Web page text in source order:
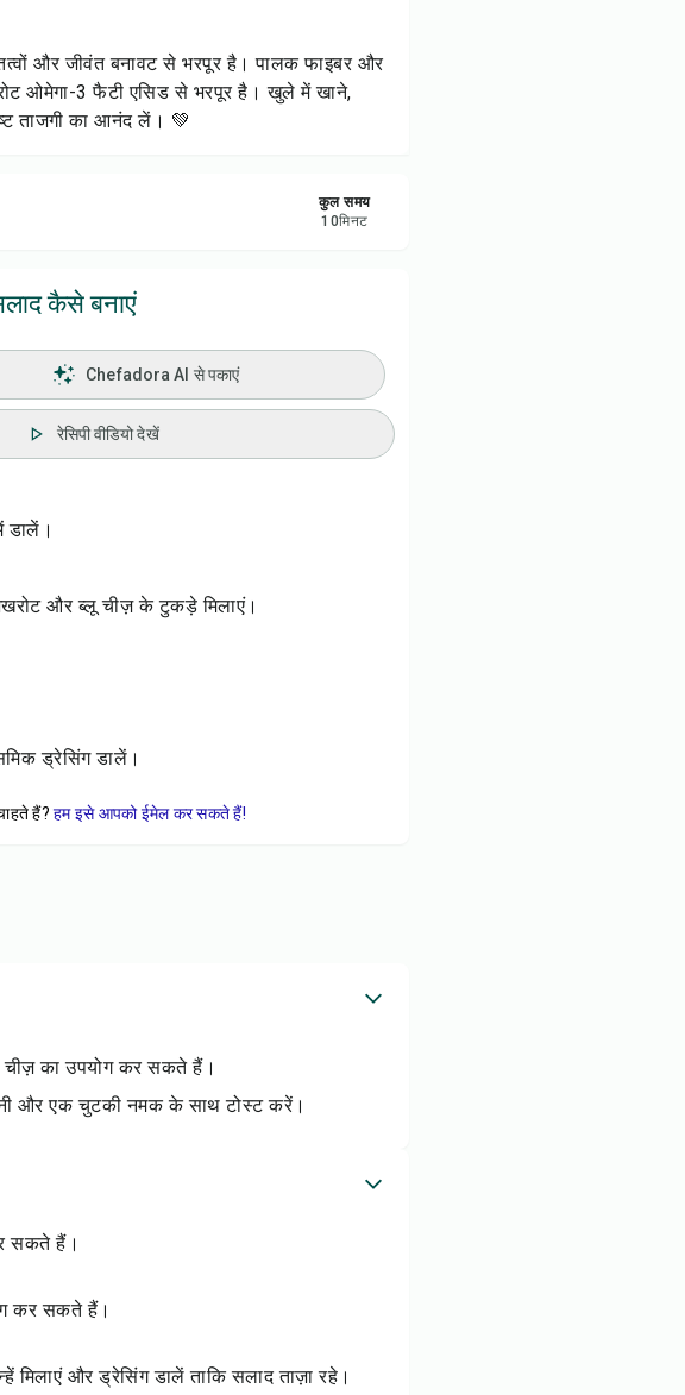
सेव करें
और जीवंत बनावट से भरपूर है। पालक फाइबर और
ओमेगा-3 फैटी एसिड से भरपूर है। खुले में खाने,
ताजगी का आनंद लें। 💚
कुल समय
10मिनट
कैसे बनाएं
Chefadora AI से पकाएं
रेसिपी वीडियो देखें
डालें।
और ब्लू चीज़ के टुकड़े मिलाएं।
ड्रेसिंग डालें।
हैं? हम इसे आपको ईमेल कर सकते हैं!
का उपयोग कर सकते हैं।
और एक चुटकी नमक के साथ टोस्ट करें।
सकते हैं।
कर सकते हैं।
और ड्रेसिंग डालें ताकि सलाद ताज़ा रहे।